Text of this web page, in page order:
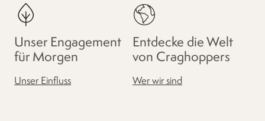
Unser Engagement
für Morgen
Unser Einfluss
Entdecke die Welt
von Craghoppers
Wer wir sind